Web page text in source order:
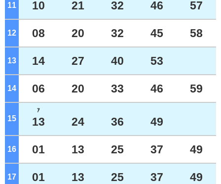
11 10 21 32 46 57
12 08 20 32 45 58
13 14 27 40 53
14 06 20 33 46 59
15
ｱ
13 24 36 49
16 01 13 25 37 49
17 01 13 25 37 49